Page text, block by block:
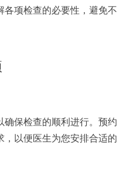
各项检查的必要性，避免不
确保检查的顺利进行。预约
，以便医生为您安排合适的